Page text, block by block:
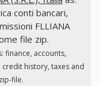
conti bancari,
FLLIANA
file zip.
finance, accounts,
history, taxes and
file.